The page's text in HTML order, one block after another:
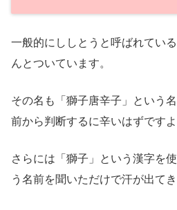
一般的にししとうと呼ばれてい
んとついています。
その名も「獅子唐辛子」という
前から判断するに辛いはずですよ
さらには「獅子」という漢字を使
う名前を聞いただけで汗が出てき